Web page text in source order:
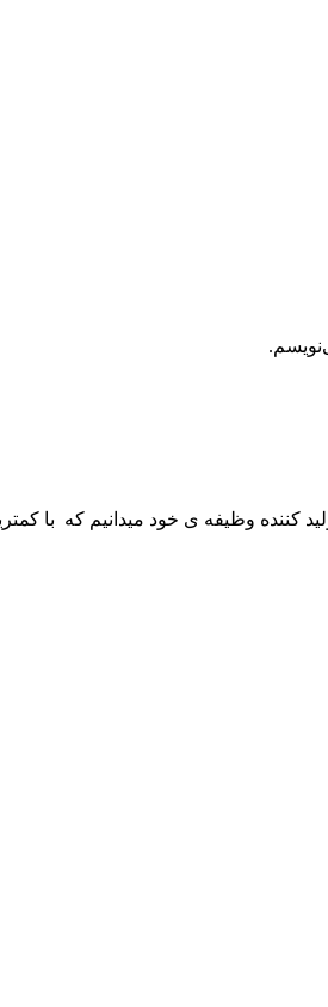
کننده وظیفه ی خود میدانیم که با